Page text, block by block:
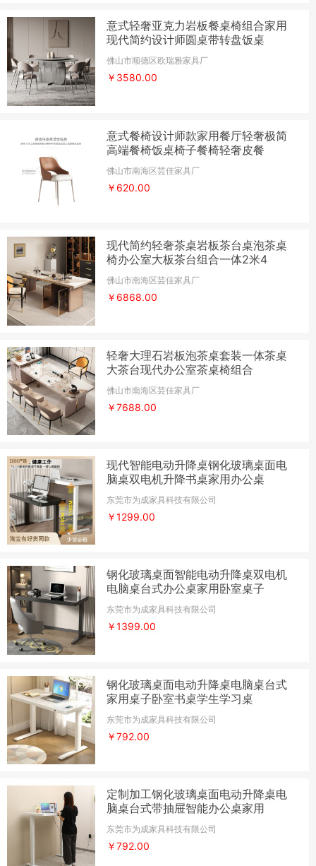
意式轻奢亚克力岩板餐桌椅组合家用
现代简约设计师圆桌带转盘饭桌
佛山市顺德区欧瑞雅家具厂
￥3580.00
意式餐椅设计师款家用餐厅轻奢极简
高端餐椅饭桌椅子餐椅轻奢皮餐
佛山市南海区芸佳家具厂
￥620.00
现代简约轻奢茶桌岩板茶台桌泡茶桌
椅办公室大板茶台组合一体2米4
佛山市南海区芸佳家具厂
￥6868.00
轻奢大理石岩板泡茶桌套装一体茶桌
大茶台现代办公室茶桌椅组合
佛山市南海区芸佳家具厂
￥7688.00
现代智能电动升降桌钢化玻璃桌面电
脑桌双电机升降书桌家用办公桌
东莞市为成家具科技有限公司
￥1299.00
钢化玻璃桌面智能电动升降桌双电机
电脑桌台式办公桌家用卧室桌子
东莞市为成家具科技有限公司
￥1399.00
钢化玻璃桌面电动升降桌电脑桌台式
家用桌子卧室书桌学生学习桌
东莞市为成家具科技有限公司
￥792.00
定制加工钢化玻璃桌面电动升降桌电
脑桌台式带抽屉智能办公桌家用
东莞市为成家具科技有限公司
￥792.00